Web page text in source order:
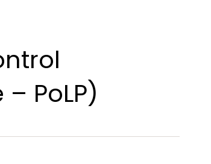
PoLP)